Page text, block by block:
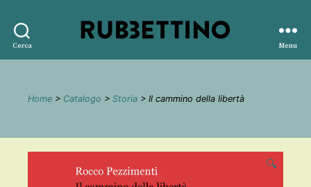
Cerca
editore
Menu
Home > Catalogo > Storia > Il cammino della libertà
🔍